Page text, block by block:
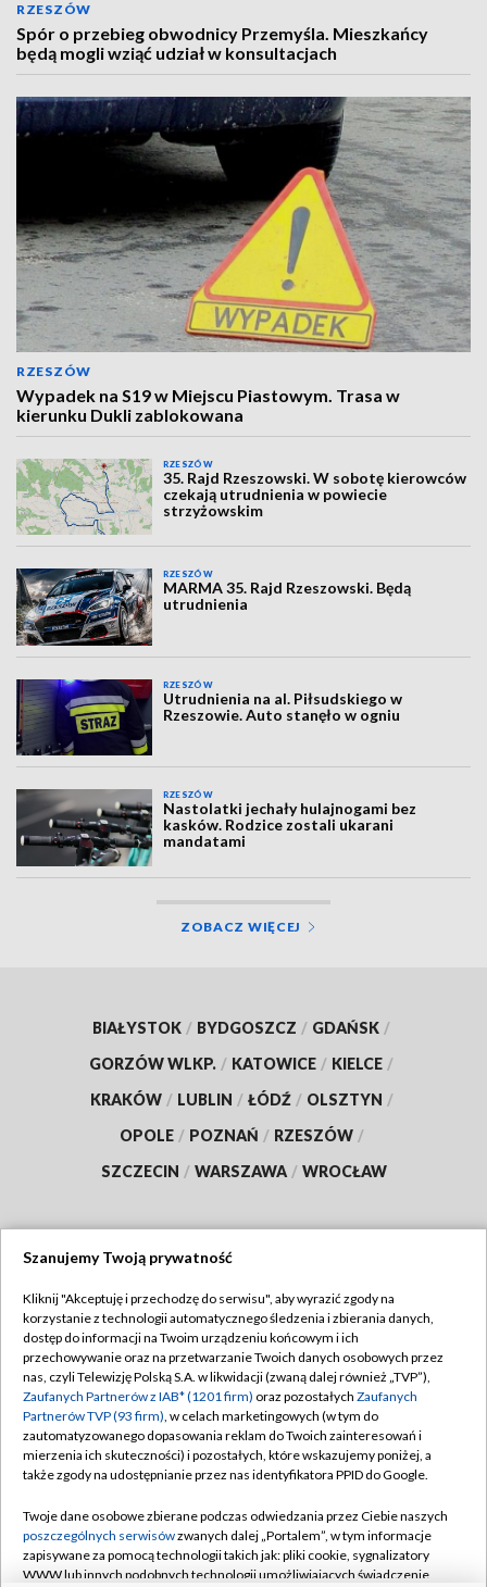
RZESZÓW
Spór o przebieg obwodnicy Przemyśla. Mieszkańcy
będą mogli wziąć udział w konsultacjach
RZESZÓW
Wypadek na S19 w Miejscu Piastowym. Trasa w
kierunku Dukli zablokowana
RZESZÓW
35. Rajd Rzeszowski. W sobotę kierowców
czekają utrudnienia w powiecie
strzyżowskim
RZESZÓW
MARMA 35. Rajd Rzeszowski. Będą
utrudnienia
RZESZÓW
Utrudnienia na al. Piłsudskiego w
Rzeszowie. Auto stanęło w ogniu
RZESZÓW
Nastolatki jechały hulajnogami bez
kasków. Rodzice zostali ukarani
mandatami
ZOBACZ WIĘCEJ
BIAŁYSTOK / BYDGOSZCZ / GDAŃSK /
GORZÓW WLKP. / KATOWICE / KIELCE /
KRAKÓW / LUBLIN / ŁÓDŹ / OLSZTYN /
OPOLE / POZNAŃ / RZESZÓW /
SZCZECIN / WARSZAWA / WROCŁAW
TVP
Abonament TVP
Emisja w TVP
Centrum informacji TVP
Naziemna Telewizja Cyfrowa
Rada Programowa
System NOS
Regulamin TVP
Polityka prywatności
Moje zgody
Pomoc
Kontakt
Szanujemy Twoją prywatność
Kliknij "Akceptuję i przechodzę do serwisu", aby wyrazić zgody na
korzystanie z technologii automatycznego śledzenia i zbierania danych,
dostęp do informacji na Twoim urządzeniu końcowym i ich
przechowywanie oraz na przetwarzanie Twoich danych osobowych przez
nas, czyli Telewizję Polską S.A. w likwidacji (zwaną dalej również „TVP”),
Zaufanych Partnerów z IAB* (1201 firm) oraz pozostałych Zaufanych
Partnerów TVP (93 firm), w celach marketingowych (w tym do
zautomatyzowanego dopasowania reklam do Twoich zainteresowań i
mierzenia ich skuteczności) i pozostałych, które wskazujemy poniżej, a
także zgody na udostępnianie przez nas identyfikatora PPID do Google.
Twoje dane osobowe zbierane podczas odwiedzania przez Ciebie naszych
poszczególnych serwisówzwanych dalej „Portalem”, w tym informacje
zapisywane za pomocą technologii takich jak: pliki cookie, sygnalizatory
WWW lub innych podobnych technologii umożliwiających świadczenie